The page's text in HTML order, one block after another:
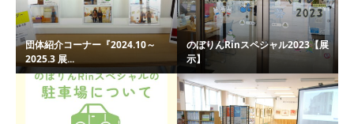
団体紹介コーナー『2024.10～
2025.3 展...
のぼりんRinスペシャル2023【展
示】